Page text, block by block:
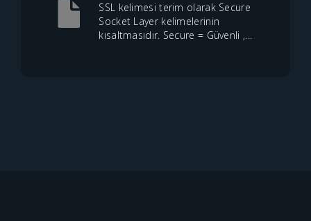
SSL kelimesi terim olarak Secure
Socket Layer kelimelerinin
kısaltmasıdır. Secure = Güvenli ,...